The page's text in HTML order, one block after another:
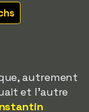
autrement
et l'autre